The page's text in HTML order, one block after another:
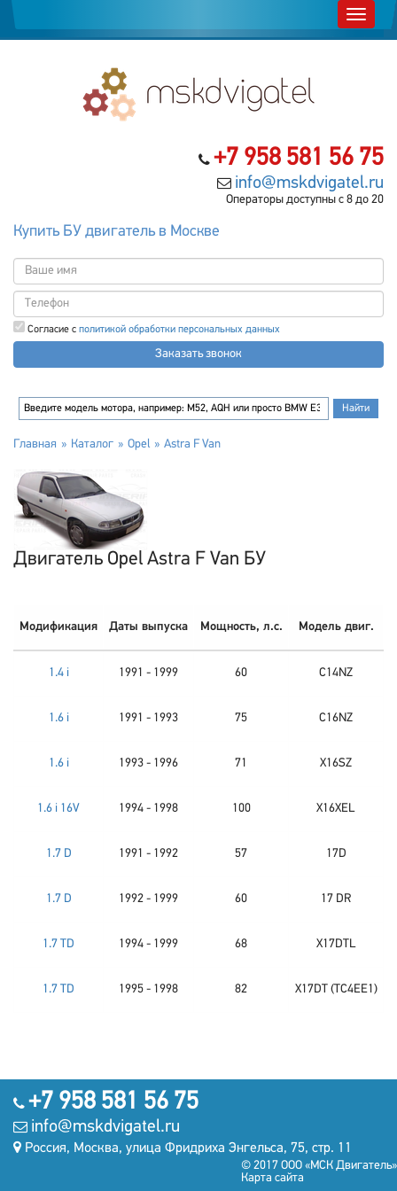
+7 958 581 56 75
info@mskdvigatel.ru
Операторы доступны с 8 до 20
Купить БУ двигатель в Москве
Согласие с политикой обработки персональных данных
Заказать звонок
Главная Каталог Opel Astra F Van
Двигатель Opel Astra F Van БУ
Модификация Даты выпуска Мощность, л.с. Модель двиг.
1.4 i 1991 - 1999 60 C14NZ
1.6 i 1991 - 1993 75 C16NZ
1.6 i 1993 - 1996 71 X16SZ
1.6 i 16V 1994 - 1998 100 X16XEL
1.7 D 1991 - 1992 57 17D
1.7 D 1992 - 1999 60 17 DR
1.7 TD 1994 - 1999 68 X17DTL
1.7 TD 1995 - 1998 82 X17DT (TC4EE1)
+7 958 581 56 75
info@mskdvigatel.ru
Россия, Москва, улица Фридриха Энгельса, 75, стр. 11
© 2017 ООО «МСК Двигатель»
Карта сайта